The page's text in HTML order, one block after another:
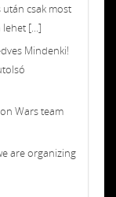
után csak most
[...]
Mindenki!
Wars team
are organizing